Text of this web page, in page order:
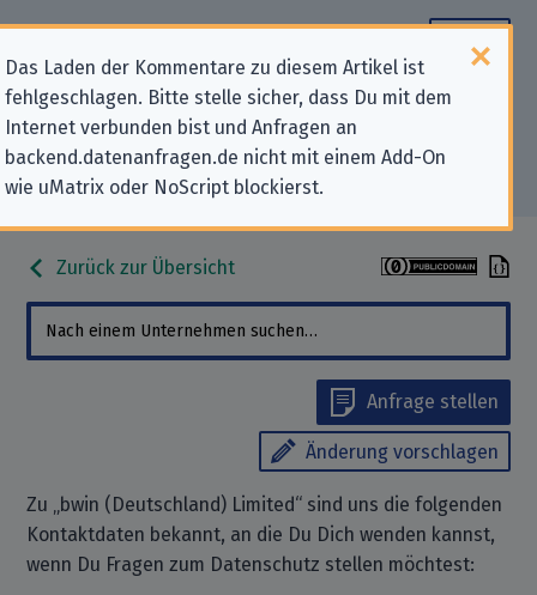
Das Laden der Kommentare zu diesem Artikel ist
fehlgeschlagen. Bitte stelle sicher, dass Du mit dem
Internet verbunden bist und Anfragen an
backend.datenanfragen.de nicht mit einem Add-On
wie uMatrix oder NoScript blockierst.
Datenschutz-Kontaktdaten für
„bwin (Deutschland) Limited“
Zurück zur Übersicht
Anfrage stellen
Änderung vorschlagen
Zu „bwin (Deutschland) Limited“ sind uns die folgenden
Kontaktdaten bekannt, an die Du Dich wenden kannst,
wenn Du Fragen zum Datenschutz stellen möchtest: